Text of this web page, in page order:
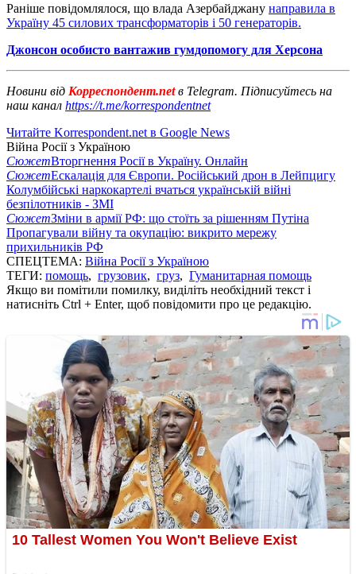
Раніше повідомлялося, що влада Азербайджану направила в
Україну 45 силових трансформаторів і 50 генераторів.
Джонсон особисто вантажив гумдопомогу для Херсона
Новини від Корреспондент.netв Telegram. Підписуйтесь на
наш канал https://t.me/korrespondentnet
Читайте Korrespondent.net в Google News
Війна Росії з Україною
СюжетВторгнення Росії в Україну. Онлайн
СюжетЕскалація для Європи. Російський дрон в Лейпцигу
Колумбійські наркокартелі вчаться українській війні
безпілотників - ЗМІ
СюжетЗміни в армії РФ: що стоїть за рішенням Путіна
Пропагували війну та окупацію: викрито мережу
прихильників РФ
СПЕЦТЕМА: Війна Росії з Україною
ТЕГИ: помощь, грузовик, груз, Гуманитарная помощь
Якщо ви помітили помилку, виділіть необхідний текст і
натисніть Ctrl + Enter, щоб повідомити про це редакцію.